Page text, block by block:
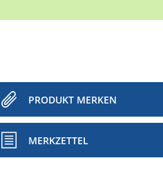
PRODUKT MERKEN
MERKZETTEL